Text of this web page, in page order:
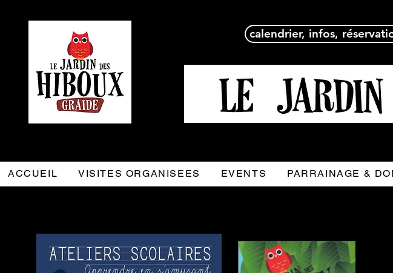
calendrier, infos,
ACCUEIL VISITES ORGANISEES EVENTS PARRAINAGE &